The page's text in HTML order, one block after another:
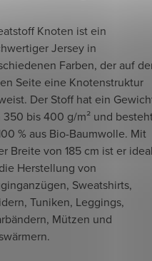
Knoten ist ein
Jersey in
Farben, der auf
Seite eine Knotenstruktur
Der Stoff hat ein
350 bis 400 g/m² und
% aus Bio-Baumwolle. Mit
Breite von 185 cm ist er ideal
Herstellung von
Sweatshirts,
Tuniken, Leggings,
Mützen und